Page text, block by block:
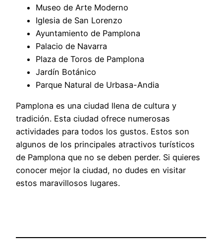
Museo de Arte Moderno
Iglesia de San Lorenzo
Ayuntamiento de Pamplona
Palacio de Navarra
Plaza de Toros de Pamplona
Jardín Botánico
Parque Natural de Urbasa-Andia
Pamplona es una ciudad llena de cultura y
tradición. Esta ciudad ofrece numerosas
actividades para todos los gustos. Estos son
algunos de los principales atractivos turísticos
de Pamplona que no se deben perder. Si quieres
conocer mejor la ciudad, no dudes en visitar
estos maravillosos lugares.